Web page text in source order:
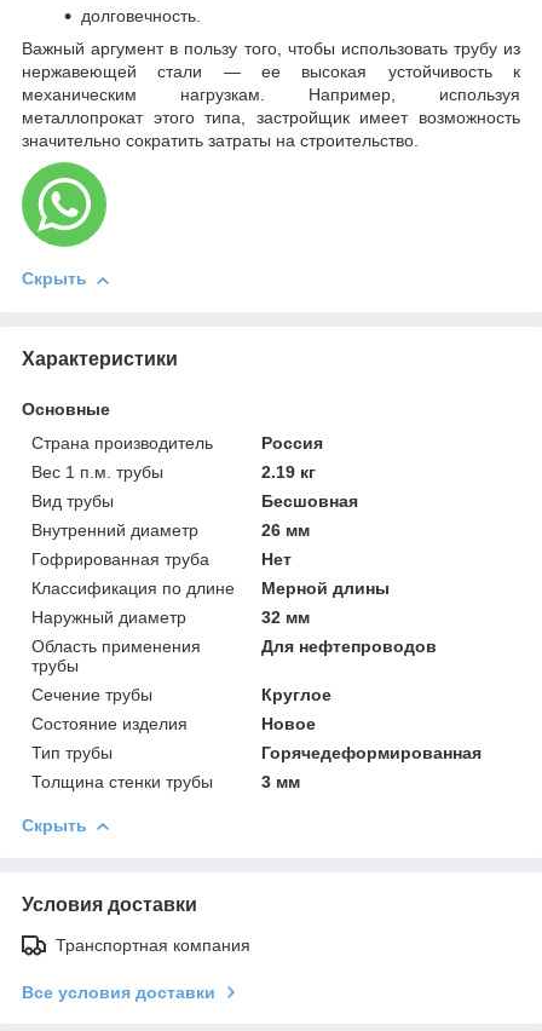
долговечность.
Важный аргумент в пользу того, чтобы использовать трубу из
нержавеющей стали — ее высокая устойчивость к
механическим нагрузкам. Например, используя
металлопрокат этого типа, застройщик имеет возможность
значительно сократить затраты на строительство.
Скрыть
Характеристики
Основные
Страна производитель
Россия
Вес 1 п.м. трубы
2.19 кг
Вид трубы
Бесшовная
Внутренний диаметр
26 мм
Гофрированная труба
Нет
Классификация по длине
Мерной длины
Наружный диаметр
32 мм
Область применения
трубы
Для нефтепроводов
Сечение трубы
Круглое
Состояние изделия
Новое
Тип трубы
Горячедеформированная
Толщина стенки трубы
3 мм
Скрыть
Условия доставки
Транспортная компания
Все условия доставки